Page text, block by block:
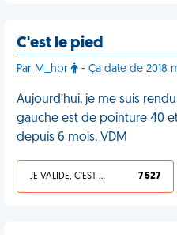
C'est le pied
Par M_hpr - Ça date de 2018
Aujourd’hui, je me suis
gauche est de pointure 40
depuis 6 mois. VDM
JE VALIDE, C'EST UNE VDM 7 527